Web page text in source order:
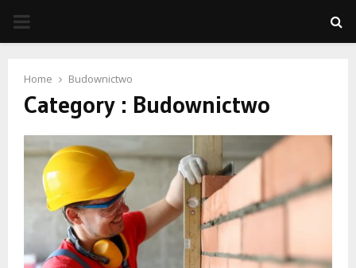
PRIMARY
Home Budownictwo
Category : Budownictwo